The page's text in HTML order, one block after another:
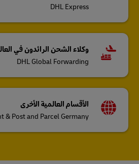
DHL Express
وكلاء الشحن الرائدون في
DHL Global Forwarding
الأقسام العالمية الأخرى
& Post and Parcel Germany